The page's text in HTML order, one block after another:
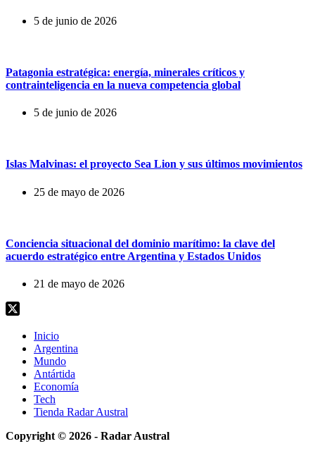
5 de junio de 2026
Patagonia estratégica: energía, minerales críticos y
contrainteligencia en la nueva competencia global
5 de junio de 2026
Islas Malvinas: el proyecto Sea Lion y sus últimos movimientos
25 de mayo de 2026
Conciencia situacional del dominio marítimo: la clave del
acuerdo estratégico entre Argentina y Estados Unidos
21 de mayo de 2026
Inicio
Argentina
Mundo
Antártida
Economía
Tech
Tienda Radar Austral
Copyright © 2026 - Radar Austral